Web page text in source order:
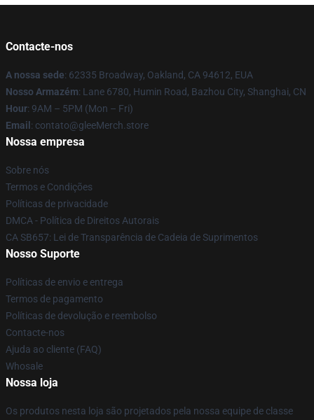
Contacte-nos
A nossa sede: 62335 Broadway, Oakland, CA 94612, EUA
Nosso Armazém: Lane 6780, Humin Road, Bazhou City, Shanghai, CN
Hour: 9AM – 5PM (Mon – Fri)
Email : contato@gleeMerch.store
Nossa empresa
Sobre nós
Termos e Condições
Políticas de privacidade
DMCA - Política de Direitos Autorais
CA SB657: Lei de Transparência de Cadeia de Suprimentos
Nosso Suporte
Políticas de envio e entrega
Termos de pagamento
Políticas de devolução e reembolso
Contacte-nos
Ajuda ao cliente (FAQ)
Whosale
Nossa loja
Os produtos nesta loja são projetados pela nossa equipe de classe